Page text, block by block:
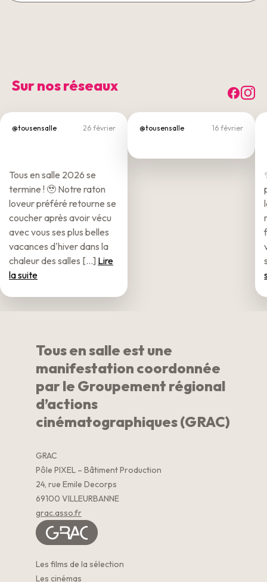
Sur nos réseaux
@tousensalle 26 février
Tous en salle 2026 se
termine ! 🥹 Notre raton
loveur préféré retourne se
coucher après avoir vécu
avec vous ses plus belles
vacances d'hiver dans la
chaleur des salles [...] Lire
la suite
@tousensalle 16 février
Tous en salle est une
manifestation coordonnée
par le Groupement régional
d’actions
cinématographiques (GRAC)
GRAC
Pôle PIXEL – Bâtiment Production
24, rue Emile Decorps
69100 VILLEURBANNE
grac.asso.fr
Les films de la sélection
Les cinémas